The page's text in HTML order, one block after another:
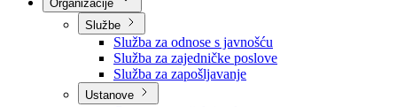
Nadležnosti
Sjednice Vlade
Službe
Služba za odnose s javnošću